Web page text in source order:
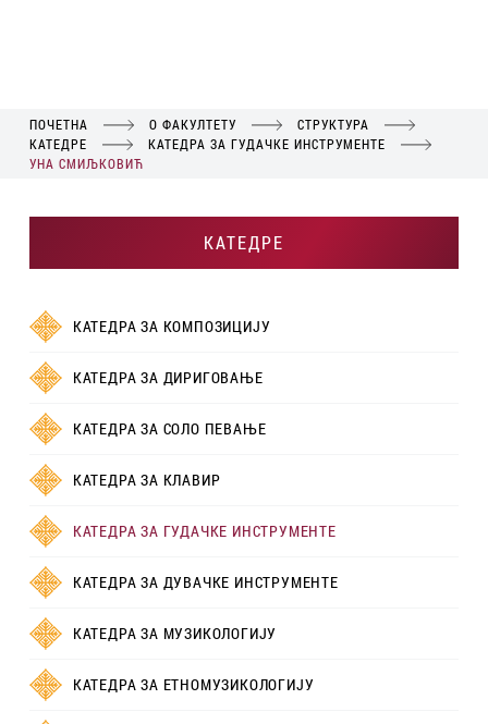
ПОЧЕТНА О ФАКУЛТЕТУ
СТРУКТУРА
КАТЕДРЕ
КАТЕДРА ЗА ГУДАЧКЕ ИНСТРУМЕНТЕ
УНА СМИЉКОВИЋ
КАТЕДРЕ
КАТЕДРА ЗА КОМПОЗИЦИЈУ
КАТЕДРА ЗА ДИРИГОВАЊЕ
КАТЕДРА ЗА СОЛО ПЕВАЊЕ
КАТЕДРА ЗА КЛАВИР
КАТЕДРА ЗА ГУДАЧКЕ ИНСТРУМЕНТЕ
КАТЕДРА ЗА ДУВАЧКЕ ИНСТРУМЕНТЕ
КАТЕДРА ЗА МУЗИКОЛОГИЈУ
КАТЕДРА ЗА ЕТНОМУЗИКОЛОГИЈУ